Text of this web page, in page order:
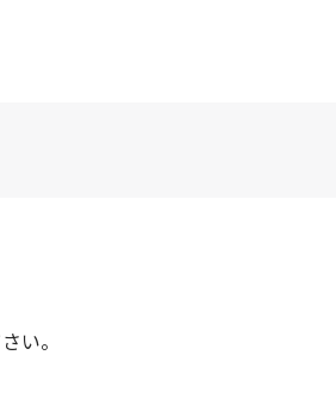
い。